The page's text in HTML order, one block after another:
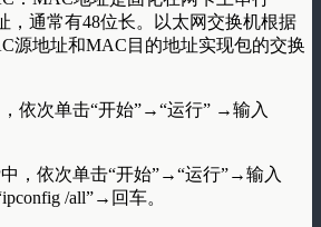
，通常有48位长。以太网交换机根据
源地址和MAC目的地址实现包的交换
依次单击“开始”→“运行” →输入
，依次单击“开始”→“运行”→输入
/all”→回车。